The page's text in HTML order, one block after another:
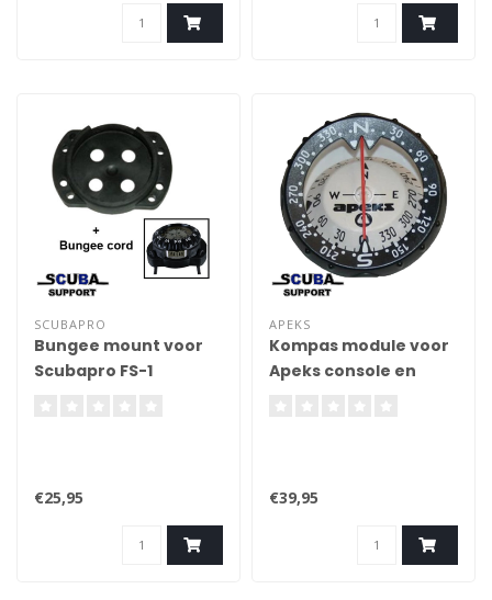
SCUBAPRO
Bungee mount voor
Scubapro FS-1
€25,95
APEKS
Kompas module voor
Apeks console en
€39,95